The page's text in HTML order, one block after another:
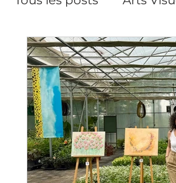
Pilates Pilates,
Performance
Soins du visage